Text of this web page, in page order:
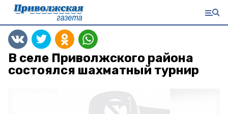
В селе Приволжского района
состоялся шахматный турнир